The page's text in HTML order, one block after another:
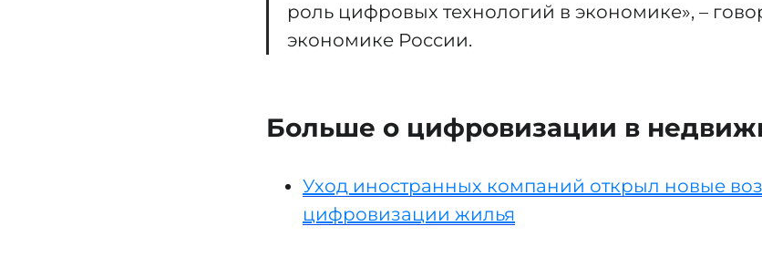
роль цифровых технологий в экономике», –
экономике России.​
Больше о цифровизации в
Уход иностранных компаний открыл новые
цифровизации жилья